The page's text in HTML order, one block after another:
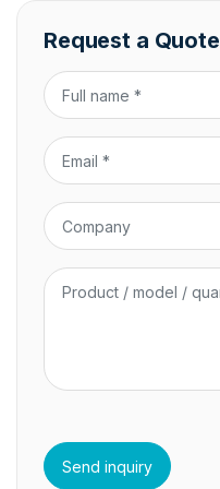
Request a Quote